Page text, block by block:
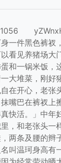
一件黑色裤
看见养猪场
和一锅米饭
大堆菜，刚
在开心，老
嘴巴在裤衩
快活。」中
，和老张头一
两条及腰的
叫温珂身高